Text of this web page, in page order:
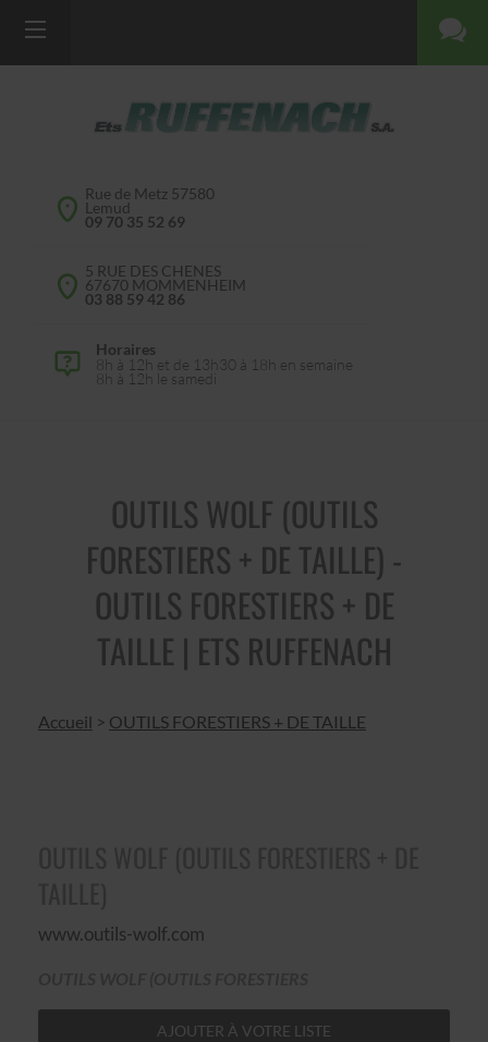
Rue de Metz 57580
Lemud
09 70 35 52 69
5 RUE DES CHENES
67670 MOMMENHEIM
03 88 59 42 86
Horaires
8h à 12h et de 13h30 à 18h en semaine
8h à 12h le samedi
OUTILS WOLF (OUTILS
FORESTIERS + DE TAILLE) -
OUTILS FORESTIERS + DE
TAILLE | ETS RUFFENACH
Accueil > OUTILS FORESTIERS + DE TAILLE
www.outils-wolf.com
AJOUTER À VOTRE LISTE